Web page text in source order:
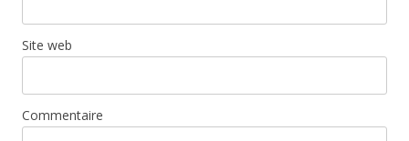
Site web
Commentaire